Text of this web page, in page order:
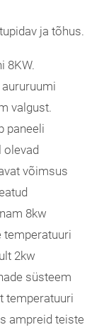
ja tõhus.
8KW.
valgust.
paneeli
olevad
võimsus
8kw
temperatuuri
2kw
süsteem
temperatuuri
ampreid teiste